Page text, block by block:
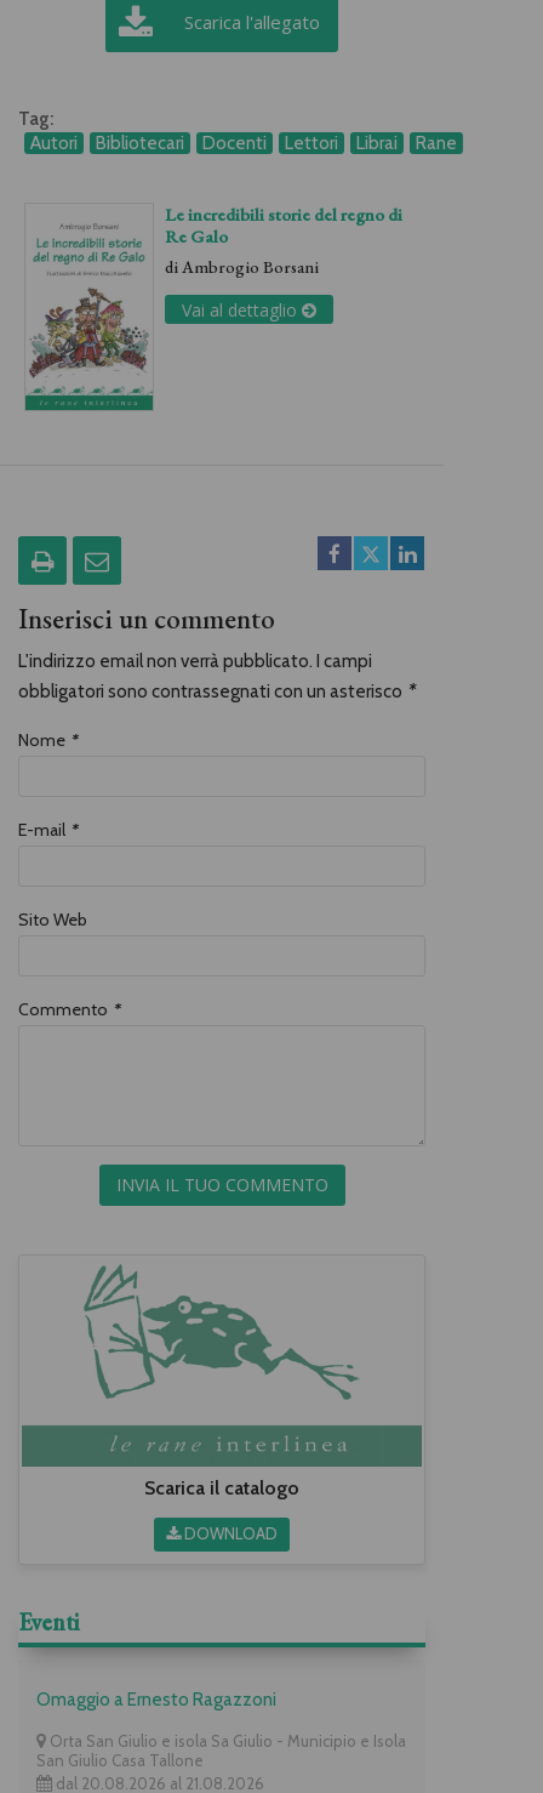
Scarica l'allegato
Tag:
Autori
Bibliotecari Docenti Lettori Librai Rane
Le incredibili storie del regno di
Re Galo
diAmbrogio Borsani
Vai al dettaglio
Inserisci un commento
L'indirizzo email non verrà pubblicato. I campi
obbligatori sono contrassegnati con un asterisco *
Nome *
E-mail *
Sito Web
Commento *
INVIA IL TUO COMMENTO
Scarica il catalogo
DOWNLOAD
Eventi
Omaggio a Ernesto Ragazzoni
Orta San Giulio e isola Sa Giulio - Municipio e Isola
San Giulio Casa Tallone
dal 20.08.2026 al 21.08.2026